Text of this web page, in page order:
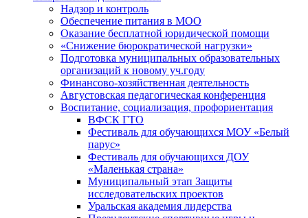
Надзор и контроль
Обеспечение питания в МОО
Оказание бесплатной юридической помощи
«Снижение бюрократической нагрузки»
Подготовка муниципальных образовательных
организаций к новому уч.году
Финансово-хозяйственная деятельность
Августовская педагогическая конференция
Воспитание, социализация, профориентация
ВФСК ГТО
Фестиваль для обучающихся МОУ «Белый
парус»
Фестиваль для обучающихся ДОУ
«Маленькая страна»
Муниципальный этап Защиты
исследовательских проектов
Уральская академия лидерства